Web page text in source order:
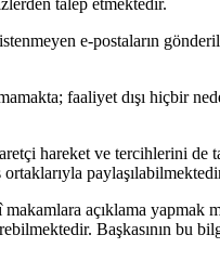
e-postaların
faaliyet dışı hiçbir
hareket ve tercihlerini de
açıklama yapmak
Başkasının bu